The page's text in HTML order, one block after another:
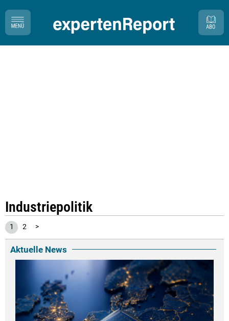
Industriepolitik
1 2 >
Aktuelle News